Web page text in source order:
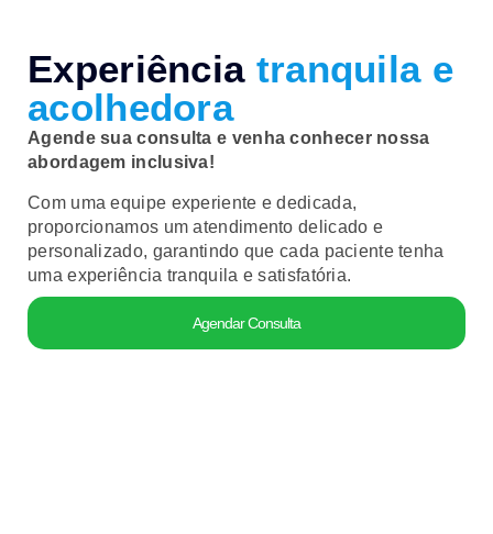
Experiência tranquila e
acolhedora
Agende sua consulta e venha conhecer nossa
abordagem inclusiva!
Com uma equipe experiente e dedicada,
proporcionamos um atendimento delicado e
personalizado, garantindo que cada paciente tenha
uma experiência tranquila e satisfatória.
Agendar Consulta